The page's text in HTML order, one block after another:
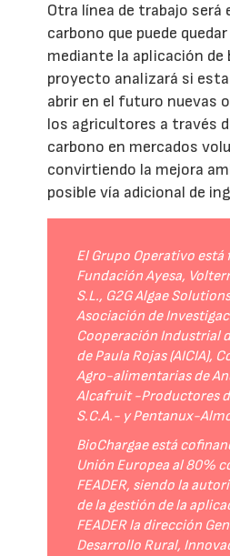
Otra línea de trabajo será
carbono que puede
mediante la aplicación de
proyecto analizará si
abrir en el futuro nuevas
los agricultores a través
carbono en mercados
convirtiendo la mejora
posible vía adicional de
El Grupo Operativo
Fundación Ayesa,
S.L., G2G Algae
Asociación de
Cooperación Industrial
de Paula Rojas (AICIA),
Agro-alimentarias de
Alcafruit -Productores
S.C.A.- y Pentanux-
BioChargae está
Unión Europea al 80%
FEADER, siendo la
de la gestión de la
FEADER la dirección
Desarrollo Rural,